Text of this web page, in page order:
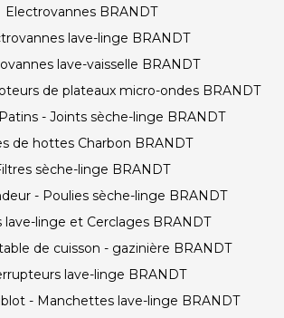
Electrovannes BRANDT
lave-linge BRANDT
lave-vaisselle BRANDT
de plateaux micro-ondes BRANDT
- Joints sèche-linge BRANDT
de hottes Charbon BRANDT
sèche-linge BRANDT
- Poulies sèche-linge BRANDT
lave-linge et Cerclages BRANDT
de cuisson - gazinière BRANDT
lave-linge BRANDT
- Manchettes lave-linge BRANDT